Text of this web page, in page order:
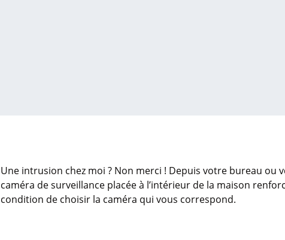
Une intrusion chez moi ? Non merci ! Depuis votre bureau ou
caméra de surveillance placée à l’intérieur de la maison
condition de choisir la caméra qui vous correspond.